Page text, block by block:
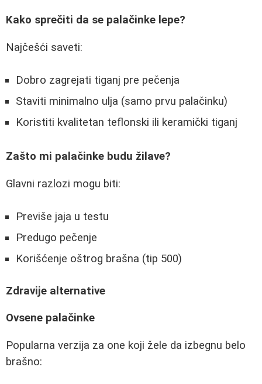
Kako sprečiti da se palačinke lepe?
Najčešći saveti:
Dobro zagrejati tiganj pre pečenja
Staviti minimalno ulja (samo prvu palačinku)
Koristiti kvalitetan teflonski ili keramički tiganj
Zašto mi palačinke budu žilave?
Glavni razlozi mogu biti:
Previše jaja u testu
Predugo pečenje
Korišćenje oštrog brašna (tip 500)
Zdravije alternative
Ovsene palačinke
Popularna verzija za one koji žele da izbegnu belo
brašno: